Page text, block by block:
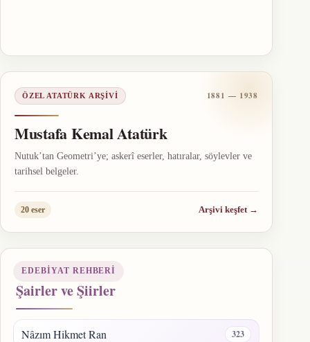
ÖZEL ATATÜRK ARŞIVI 1881 — 1938
Mustafa Kemal Atatürk
Nutuk’tan Geometri’ye; askerî eserler, hatıralar, söylevler ve
tarihsel belgeler.
20 eser Arşivi keşfet →
EDEBIYAT REHBERI
Şairler ve Şiirler
Nâzım Hikmet Ran 323